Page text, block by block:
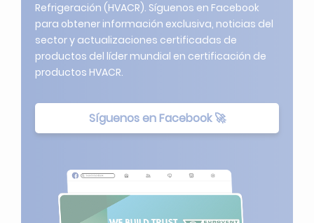
Refrigeración (HVACR). Síguenos en Facebook
para obtener información exclusiva, noticias del
sector y actualizaciones certificadas de
productos del líder mundial en certificación de
productos HVACR.
Síguenos en Facebook 🚀